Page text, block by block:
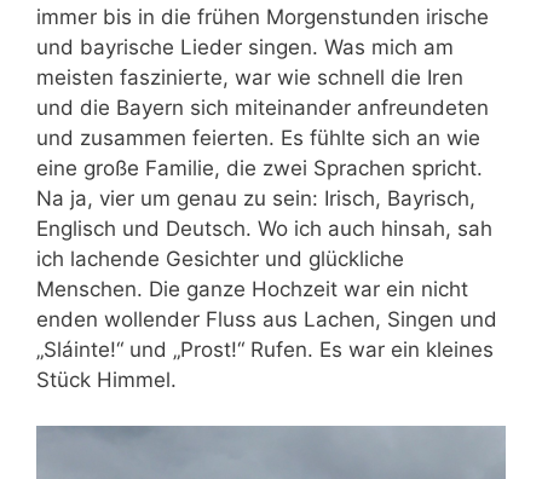
immer bis in die frühen Morgenstunden irische
und bayrische Lieder singen. Was mich am
meisten faszinierte, war wie schnell die Iren
und die Bayern sich miteinander anfreundeten
und zusammen feierten. Es fühlte sich an wie
eine große Familie, die zwei Sprachen spricht.
Na ja, vier um genau zu sein: Irisch, Bayrisch,
Englisch und Deutsch. Wo ich auch hinsah, sah
ich lachende Gesichter und glückliche
Menschen. Die ganze Hochzeit war ein nicht
enden wollender Fluss aus Lachen, Singen und
„Sláinte!“ und „Prost!“ Rufen. Es war ein kleines
Stück Himmel.